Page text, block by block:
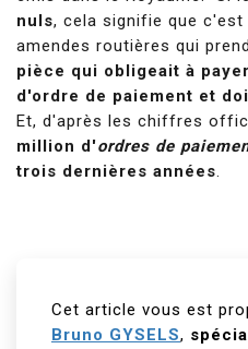
nuls, cela signifie que
amendes routières qui
pièce qui obligeait à
d'ordre de paiement et
Et, d'après les chiffres
million d'ordres de
trois dernières années.
Cet article vous est
Bruno GYSELS,